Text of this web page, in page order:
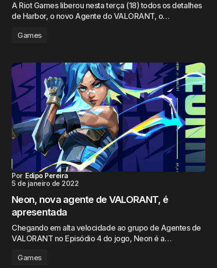
A Riot Games liberou nesta terça (18) todos os detalhes
de Harbor, o novo Agente do VALORANT, o…
Games
Por Edipo Pereira
5 de janeiro de 2022
Neon, nova agente de VALORANT, é
apresentada
Chegando em alta velocidade ao grupo de Agentes de
VALORANT no Episódio 4 do jogo, Neon é a…
Games